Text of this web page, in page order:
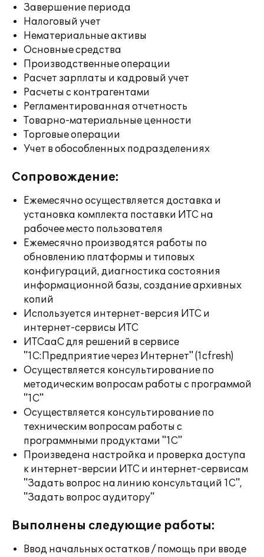
Завершение периода
Налоговый учет
Нематериальные активы
Основные средства
Производственные операции
Расчет зарплаты и кадровый учет
Расчеты с контрагентами
Регламентированная отчетность
Товарно-материальные ценности
Торговые операции
Учет в обособленных подразделениях
Сопровождение:
Ежемесячно осуществляется доставка и
установка комплекта поставки ИТС на
рабочее место пользователя
Ежемесячно производятся работы по
обновлению платформы и типовых
конфигураций, диагностика состояния
информационной базы, создание архивных
копий
Используется интернет-версия ИТС и
интернет-сервисы ИТС
ИТСааС для решений в сервисе
"1С:Предприятие через Интернет" (1cfresh)
Осуществляется консультирование по
методическим вопросам работы с программой
"1С"
Осуществляется консультирование по
техническим вопросам работы с
программными продуктами "1С"
Произведена настройка и проверка доступа
к интернет-версии ИТС и интернет-сервисам
"Задать вопрос на линию консультаций 1С",
"Задать вопрос аудитору"
Выполнены следующие работы:
Ввод начальных остатков / помощь при вводе